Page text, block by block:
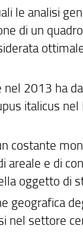
le analisi
di un
2013 ha
italicus
costante
areale e di
oggetto di
geografica
nel settore